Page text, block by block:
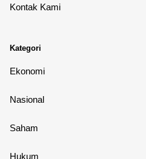
Kontak Kami
Kategori
Ekonomi
Nasional
Saham
Hukum